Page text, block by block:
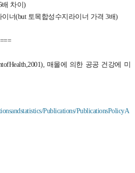
배 차이)
너(but 토목합성수지라이너 가격 3배)
매몰에 의한 공공 건강에 미
Publications/PublicationsPolicyA